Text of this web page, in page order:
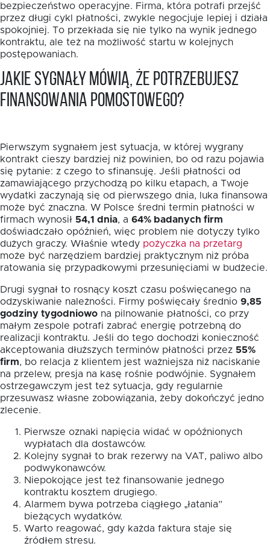
bezpieczeństwo operacyjne. Firma, która potrafi przejść
przez długi cykl płatności, zwykle negocjuje lepiej i działa
spokojniej. To przekłada się nie tylko na wynik jednego
kontraktu, ale też na możliwość startu w kolejnych
postępowaniach.
Jakie sygnały mówią, że potrzebujesz
finansowania pomostowego?
Pierwszym sygnałem jest sytuacja, w której wygrany
kontrakt cieszy bardziej niż powinien, bo od razu pojawia
się pytanie: z czego to sfinansuję. Jeśli płatności od
zamawiającego przychodzą po kilku etapach, a Twoje
wydatki zaczynają się od pierwszego dnia, luka finansowa
może być znaczna. W Polsce średni termin płatności w
firmach wynosił 54,1 dnia, a 64% badanych firm
doświadczało opóźnień, więc problem nie dotyczy tylko
dużych graczy. Właśnie wtedy pożyczka na przetarg
może być narzędziem bardziej praktycznym niż próba
ratowania się przypadkowymi przesunięciami w budżecie.
Drugi sygnał to rosnący koszt czasu poświęcanego na
odzyskiwanie należności. Firmy poświęcały średnio 9,85
godziny tygodniowo na pilnowanie płatności, co przy
małym zespole potrafi zabrać energię potrzebną do
realizacji kontraktu. Jeśli do tego dochodzi konieczność
akceptowania dłuższych terminów płatności przez 55%
firm, bo relacja z klientem jest ważniejsza niż naciskanie
na przelew, presja na kasę rośnie podwójnie. Sygnałem
ostrzegawczym jest też sytuacja, gdy regularnie
przesuwasz własne zobowiązania, żeby dokończyć jedno
zlecenie.
Pierwsze oznaki napięcia widać w opóźnionych
wypłatach dla dostawców.
Kolejny sygnał to brak rezerwy na VAT, paliwo albo
podwykonawców.
Niepokojące jest też finansowanie jednego
kontraktu kosztem drugiego.
Alarmem bywa potrzeba ciągłego „łatania”
bieżących wydatków.
Warto reagować, gdy każda faktura staje się
źródłem stresu.